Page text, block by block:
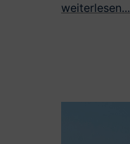
weiterlesen...